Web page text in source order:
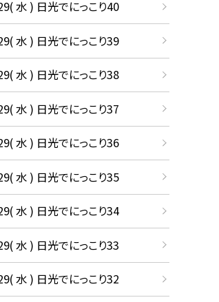
水 ) 日光でにっこり40
水 ) 日光でにっこり39
水 ) 日光でにっこり38
水 ) 日光でにっこり37
水 ) 日光でにっこり36
水 ) 日光でにっこり35
水 ) 日光でにっこり34
水 ) 日光でにっこり33
水 ) 日光でにっこり32